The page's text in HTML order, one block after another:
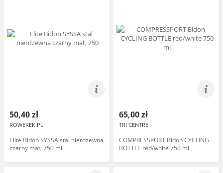
50,40 zł
ROWEREK.PL
Elite Bidon SYSSA stal nierdzewna
czarny mat, 750 ml
65,00 zł
TRI CENTRE
COMPRESSPORT Bidon CYCLING
BOTTLE red/white 750 ml